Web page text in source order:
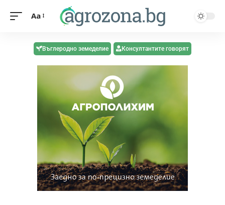
Aa
Въглеродно земеделие Консултантите говорят